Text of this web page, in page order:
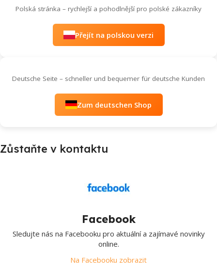
Polská stránka – rychlejší a pohodlnější pro polské zákazníky
Přejít na polskou verzi
Deutsche Seite – schneller und bequemer für deutsche Kunden
Zum deutschen Shop
Zůstaňte v kontaktu
Facebook
Sledujte nás na Facebooku pro aktuální a zajímavé novinky
online.
Na Facebooku zobrazit